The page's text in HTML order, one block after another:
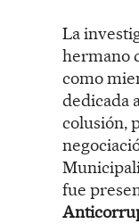
La
hermano
como
dedicada
colusión,
fue